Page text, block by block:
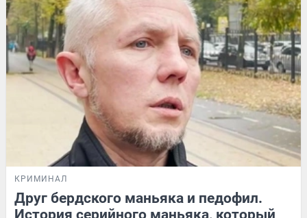
КРИМИНАЛ
Друг бердского маньяка и педофил.